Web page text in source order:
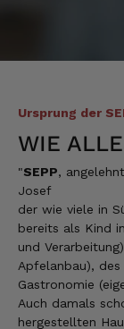
Ursprung der
WIE
"SEPP,
Josef
der wie viele in
bereits als Kind in
und
Apfelanbau), des
Gastronomie
Auch damals
hergestellten
Elfi